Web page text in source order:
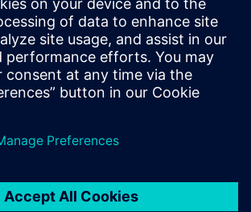
та отримайте відповіді на всі
програмного забезпечення